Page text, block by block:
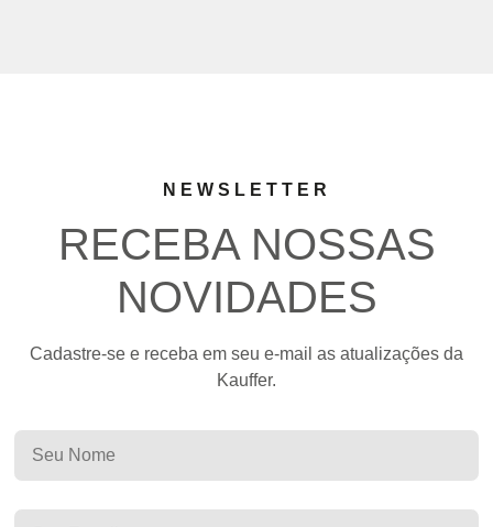
NEWSLETTER
RECEBA NOSSAS
NOVIDADES
Cadastre-se e receba em seu e-mail as atualizações da
Kauffer.